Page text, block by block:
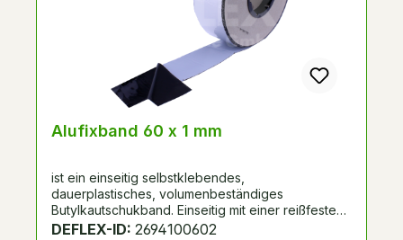
Alufixband 60 x 1 mm
ist ein einseitig selbstklebendes,
dauerplastisches, volumenbeständiges
Butylkautschukband. Einseitig mit einer reißfesten
Kunststoff-Aluminiumverbundfolie kaschiert. UV-
DEFLEX-ID: 2694100602